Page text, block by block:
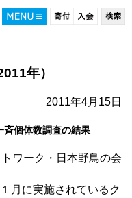
年）
2011年4月15日
斉個体数調査の結果
ワーク・日本野鳥の会
月に実施されているク